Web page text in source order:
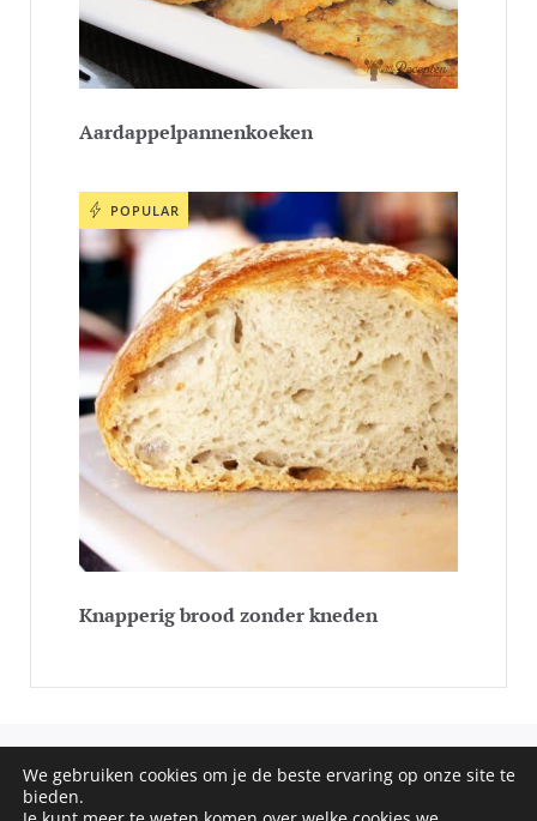
Aardappelpannenkoeken
POPULAR
Knapperig brood zonder kneden
COPYRIGHT © 2020 - 2026 SOS RECEPTEN. ALL RIGHTS
We gebruiken cookies om je de beste ervaring op onze site te
bieden.